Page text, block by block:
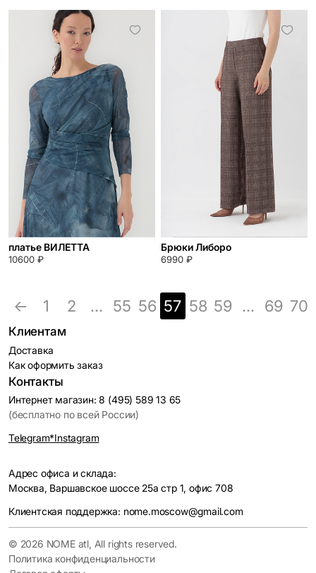
платье ВИЛЕТТА
10600 ₽
Брюки Либоро
6990 ₽
← 1 2 ... 55 56 57 58 59 ... 69 70
Клиентам
Доставка
Как оформить заказ
Контакты
Интернет магазин: 8 (495) 589 13 65
(бесплатно по всей России)
Telegram*Instagram
Адрес офиса и склада:
Москва, Варшавское шоссе 25а стр 1, офис 708
Клиентская поддержка: nome.moscow@gmail.com
© 2026 NOME atl, All rights reserved.
Политика конфиденциальности